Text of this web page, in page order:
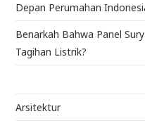
Depan Perumahan
Benarkah Bahwa Panel
Tagihan Listrik?
Arsitektur